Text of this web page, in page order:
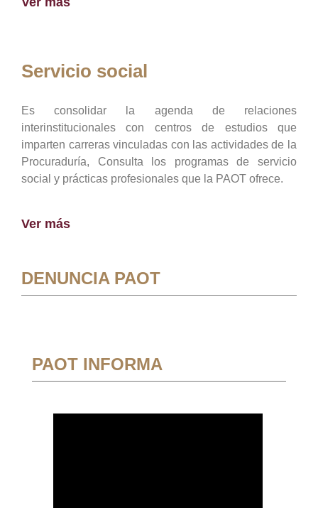
Servicio social
Es consolidar la agenda de relaciones
interinstitucionales con centros de estudios que
imparten carreras vinculadas con las actividades de la
Procuraduría, Consulta los programas de servicio
social y prácticas profesionales que la PAOT ofrece.
Ver más
DENUNCIA PAOT
PAOT INFORMA